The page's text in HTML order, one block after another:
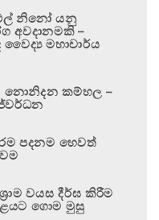
නිනෝ යනු
අවදානමකි –
මහාචාර්ය
නොනිදන කම්හල –
පදනම හෙවත්
වයස දීර්ඝ කිරීම
ගොම මුසු